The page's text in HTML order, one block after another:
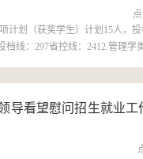
点
计划（获奖学生）计划15人，
档线：297省控线：2412.管理学
本：专项计划（脱贫家庭）征
：...
导看望慰问招生就业工